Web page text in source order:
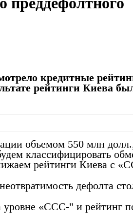
кредитные
рейтинги Киева
объемом 550 млн
классифицировать
рейтинги Киева с
дефолта
«ССС-" и рейтинг